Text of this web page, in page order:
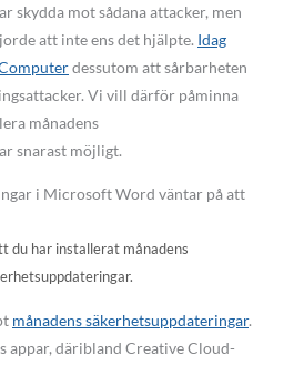
skydda mot sådana attacker, men
att inte ens det hjälpte. Idag
dessutom att sårbarheten
Vi vill därför påminna
månadens
snarast möjligt.
du har installerat månadens
månadens säkerhetsuppdateringar.
appar, däribland Creative Cloud-